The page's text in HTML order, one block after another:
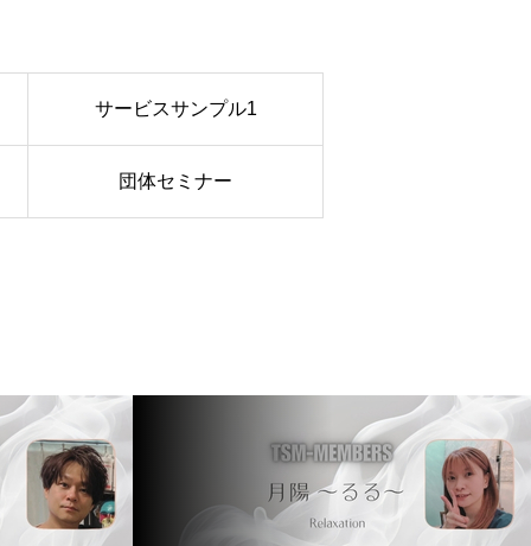
サービスサンプル1
団体セミナー